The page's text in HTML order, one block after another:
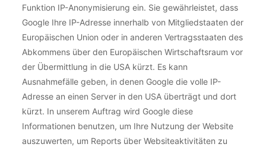
Funktion IP-Anonymisierung ein. Sie gewährleistet, dass
Google Ihre IP-Adresse innerhalb von Mitgliedstaaten der
Europäischen Union oder in anderen Vertragsstaaten des
Abkommens über den Europäischen Wirtschaftsraum vor
der Übermittlung in die USA kürzt. Es kann
Ausnahmefälle geben, in denen Google die volle IP-
Adresse an einen Server in den USA überträgt und dort
kürzt. In unserem Auftrag wird Google diese
Informationen benutzen, um Ihre Nutzung der Website
auszuwerten, um Reports über Websiteaktivitäten zu